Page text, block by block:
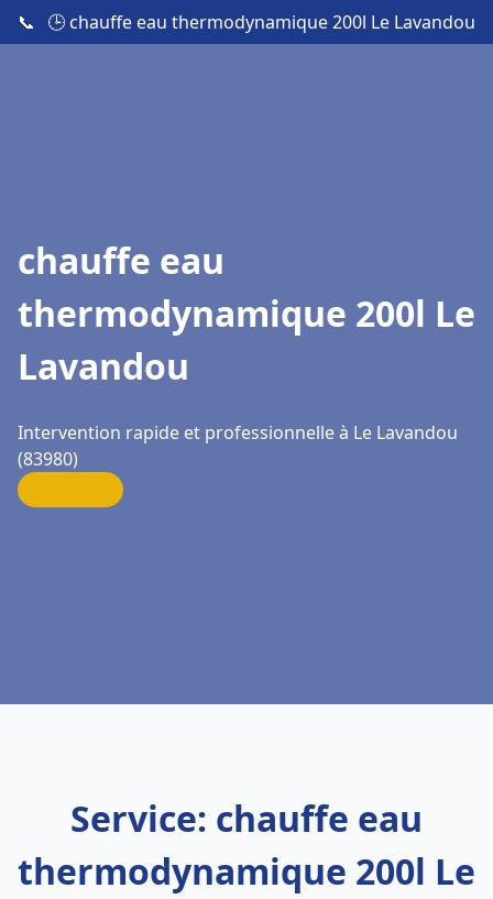
📞 🕒 chauffe eau thermodynamique 200l Le Lavandou
chauffe eau
thermodynamique 200l Le
Lavandou
Intervention rapide et professionnelle à Le Lavandou
(83980)
Service: chauffe eau
thermodynamique 200l Le